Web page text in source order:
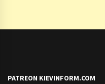
PATREON KIEVINFORM.COM